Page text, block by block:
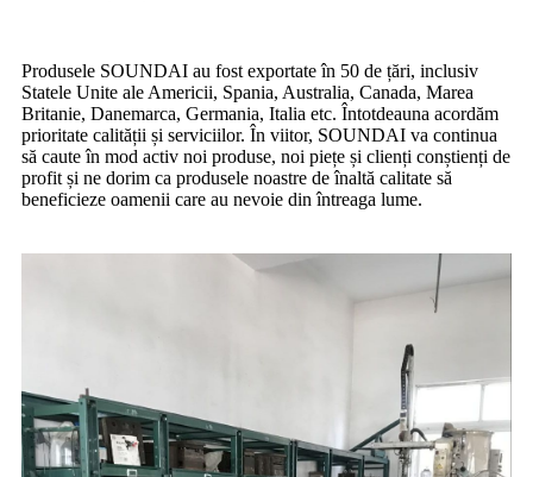
Produsele SOUNDAI au fost exportate în 50 de țări, inclusiv
Statele Unite ale Americii, Spania, Australia, Canada, Marea
Britanie, Danemarca, Germania, Italia etc. Întotdeauna acordăm
prioritate calității și serviciilor. În viitor, SOUNDAI va continua
să caute în mod activ noi produse, noi piețe și clienți conștienți de
profit și ne dorim ca produsele noastre de înaltă calitate să
beneficieze oamenii care au nevoie din întreaga lume.